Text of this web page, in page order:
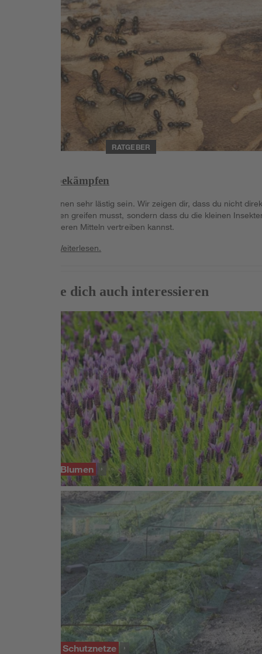
RATGEBER
Ameisen bekämpfen
Ameisen können sehr lästig sein. Wir zeigen dir, dass du nicht
zu Chemikalien greifen musst, sondern dass du die kleinen
auch mit anderen Mitteln vertreiben kannst.
Weiterlesen.
Das könnte dich auch interessieren
Pflanzen & Blumen
Anzucht- & Schutznetze